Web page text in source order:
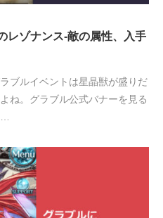
レゾナンス-敵の属性、入手
ブルイベントは星晶獣が盛りだ
ね。グラブル公式バナーを見る